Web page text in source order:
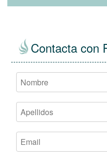
Contacta con